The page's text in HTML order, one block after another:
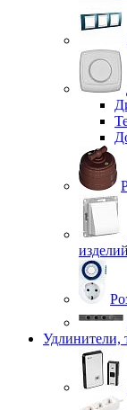
изделий
Удлинители,